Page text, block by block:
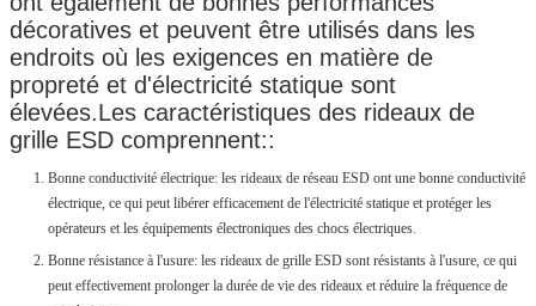
décoratives et peuvent être utilisés dans les
endroits où les exigences en matière de
propreté et d'électricité statique sont
élevées.Les caractéristiques des rideaux de
grille ESD comprennent::
Bonne conductivité électrique: les rideaux de réseau ESD ont une bonne conductivité
électrique, ce qui peut libérer efficacement de l'électricité statique et protéger les
opérateurs et les équipements électroniques des chocs électriques.
Bonne résistance à l'usure: les rideaux de grille ESD sont résistants à l'usure, ce qui
peut effectivement prolonger la durée de vie des rideaux et réduire la fréquence de